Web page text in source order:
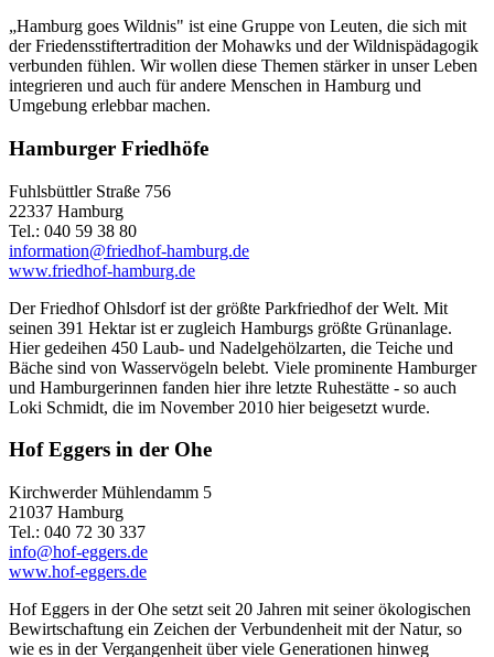
„Hamburg goes Wildnis" ist eine Gruppe von Leuten, die sich mit
der Friedensstiftertradition der Mohawks und der Wildnispädagogik
verbunden fühlen. Wir wollen diese Themen stärker in unser Leben
integrieren und auch für andere Menschen in Hamburg und
Umgebung erlebbar machen.
Hamburger Friedhöfe
Fuhlsbüttler Straße 756
22337 Hamburg
Tel.: 040 59 38 80
information@friedhof-hamburg.de
www.friedhof-hamburg.de
Der Friedhof Ohlsdorf ist der größte Parkfriedhof der Welt. Mit
seinen 391 Hektar ist er zugleich Hamburgs größte Grünanlage.
Hier gedeihen 450 Laub- und Nadelgehölzarten, die Teiche und
Bäche sind von Wasservögeln belebt. Viele prominente Hamburger
und Hamburgerinnen fanden hier ihre letzte Ruhestätte - so auch
Loki Schmidt, die im November 2010 hier beigesetzt wurde.
Hof Eggers in der Ohe
Kirchwerder Mühlendamm 5
21037 Hamburg
Tel.: 040 72 30 337
info@hof-eggers.de
www.hof-eggers.de
Hof Eggers in der Ohe setzt seit 20 Jahren mit seiner ökologischen
Bewirtschaftung ein Zeichen der Verbundenheit mit der Natur, so
wie es in der Vergangenheit über viele Generationen hinweg